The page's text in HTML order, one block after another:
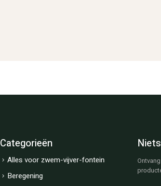
Categorieën
Alles voor zwem-vijver-fontein
Beregening